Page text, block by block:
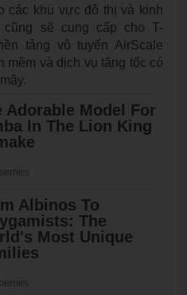
các khu vực đô thị và kinh
cũng sẽ cung cấp cho T-
tảng vô tuyến AirScale
mềm và dịch vụ tăng tốc có